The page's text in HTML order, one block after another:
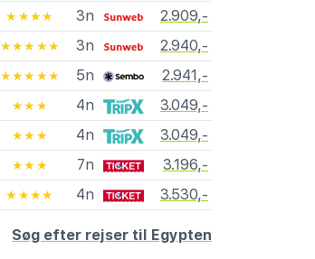
★★★★ 3n
2.909,-
★★★★★ 3n
2.940,-
★★★★★ 5n
2.941,-
★★★ 4n
3.049,-
★★★ 4n
3.049,-
★★★ 7n
3.196,-
★★★★ 4n 3.530,-
Søg efter rejser til Egypten